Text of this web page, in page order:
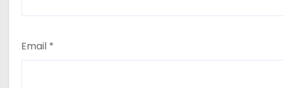
Email *